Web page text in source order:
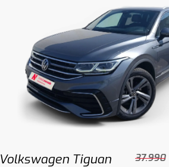
Volkswagen Tiguan
37.990